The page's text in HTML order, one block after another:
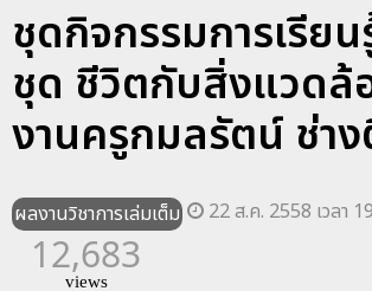
ชุดกิจกรรมการเรีย
ชุด ชีวิตกับสิ่งแวดล้
งานครูกมลรัตน์ ช่า
ผลงานวิชาการเล่มเต็ม 22 ส.ค. 2558 เวลา
12,683
views